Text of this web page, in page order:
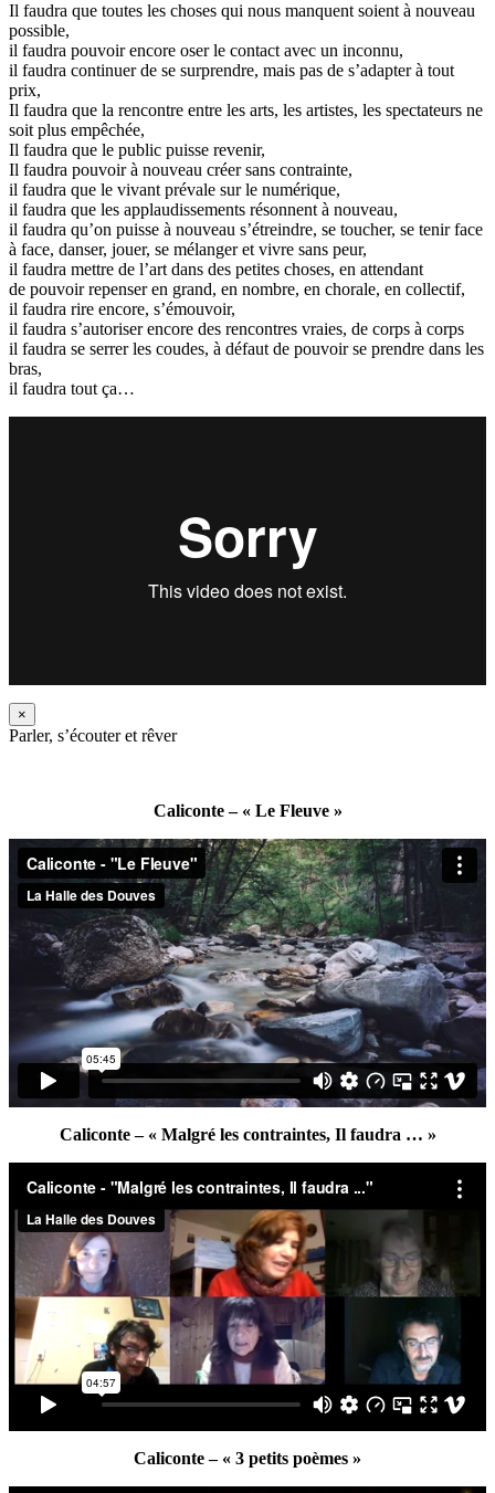
Il faudra que toutes les choses qui nous manquent soient à nouveau
possible,
il faudra pouvoir encore oser le contact avec un inconnu,
il faudra continuer de se surprendre, mais pas de s’adapter à tout
prix,
Il faudra que la rencontre entre les arts, les artistes, les spectateurs ne
soit plus empêchée,
Il faudra que le public puisse revenir,
Il faudra pouvoir à nouveau créer sans contrainte,
il faudra que le vivant prévale sur le numérique,
il faudra que les applaudissements résonnent à nouveau,
il faudra qu’on puisse à nouveau s’étreindre, se toucher, se tenir face
à face, danser, jouer, se mélanger et vivre sans peur,
il faudra mettre de l’art dans des petites choses, en attendant
de pouvoir repenser en grand, en nombre, en chorale, en collectif,
il faudra rire encore, s’émouvoir,
il faudra s’autoriser encore des rencontres vraies, de corps à corps
il faudra se serrer les coudes, à défaut de pouvoir se prendre dans les
bras,
il faudra tout ça…
×
Parler, s’écouter et rêver
Caliconte – « Le Fleuve »
Caliconte – « Malgré les contraintes, Il faudra … »
Caliconte – « 3 petits poèmes »